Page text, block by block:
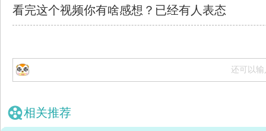
看完这个视频你有啥感想？已经有人表态
还可以输
相关推荐